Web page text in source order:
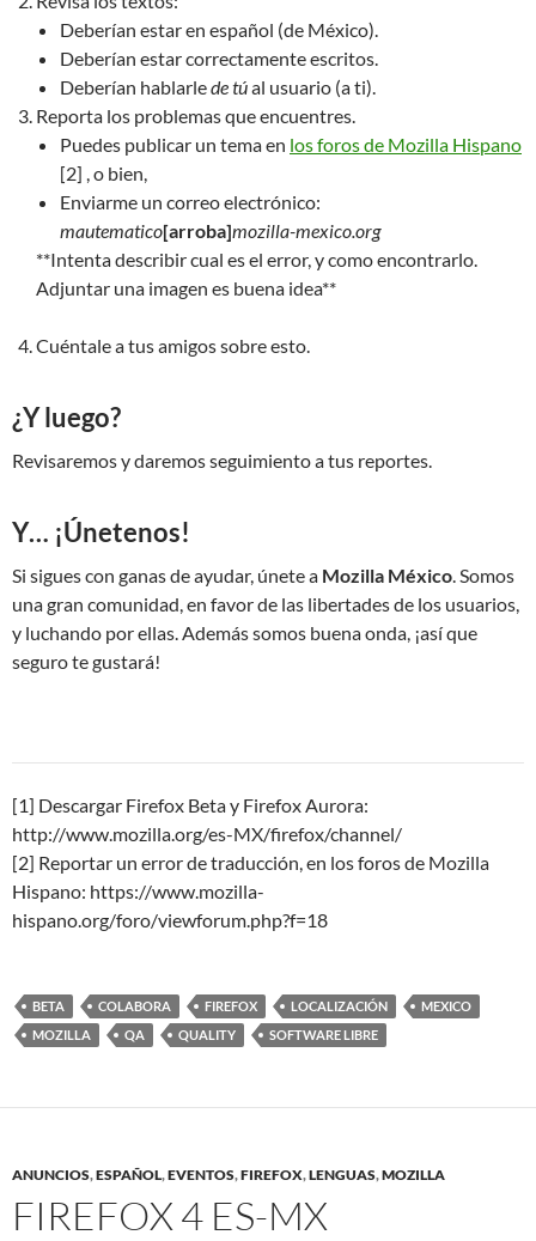
Deberían estar en español (de México).
Deberían estar correctamente escritos.
Deberían hablarlede túal usuario (a ti).
Reporta los problemas que encuentres.
Puedes publicar un tema en los foros de Mozilla Hispano
[2] , o bien,
Enviarme un correo electrónico:
mautematico[arroba]mozilla-mexico.org
**Intenta describir cual es el error, y como encontrarlo.
Adjuntar una imagen es buena idea**
Cuéntale a tus amigos sobre esto.
¿Y luego?
Revisaremos y daremos seguimiento a tus reportes.
Y… ¡Únetenos!
Si sigues con ganas de ayudar, únete a Mozilla México. Somos
una gran comunidad, en favor de las libertades de los usuarios,
y luchando por ellas. Además somos buena onda, ¡así que
seguro te gustará!
[1] Descargar Firefox Beta y Firefox Aurora:
http://www.mozilla.org/es-MX/firefox/channel/
[2] Reportar un error de traducción, en los foros de Mozilla
Hispano: https://www.mozilla-
hispano.org/foro/viewforum.php?f=18
BETA COLABORA FIREFOX LOCALIZACIÓN
MEXICO
MOZILLA
QA QUALITY SOFTWARE LIBRE
ANUNCIOS,ESPAÑOL,EVENTOS,FIREFOX,LENGUAS,MOZILLA
FIREFOX 4 ES-MX